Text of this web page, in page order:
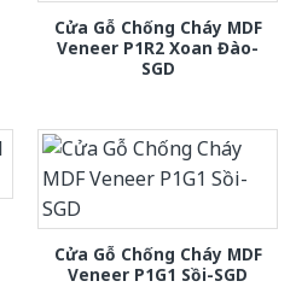
Cửa Gỗ Chống Cháy MDF
Veneer P1R2 Xoan Đào-
SGD
Cửa Gỗ Chống Cháy MDF
Veneer P1G1 Sồi-SGD